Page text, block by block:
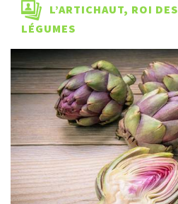
L’ARTICHAUT, ROI DES
LÉGUMES